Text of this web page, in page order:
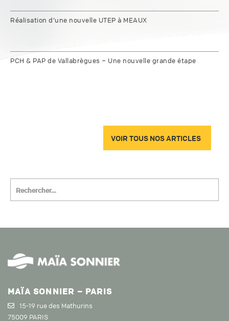
Réalisation d’une nouvelle UTEP à MEAUX
PCH & PAP de Vallabrègues – Une nouvelle grande étape
VOIR TOUS NOS ARTICLES
MAÏA SONNIER – PARIS
15-19 rue des Mathurins
75009 PARIS